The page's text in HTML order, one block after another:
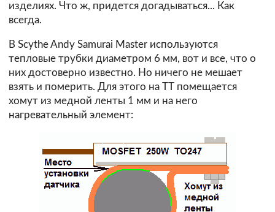
изделиях. Что ж, придется догадываться... Как
всегда.
В Scythe Andy Samurai Master используются
тепловые трубки диаметром 6 мм, вот и все, что о
них достоверно известно. Но ничего не мешает
взять и померить. Для этого на ТТ помещается
хомут из медной ленты 1 мм и на него
нагревательный элемент: